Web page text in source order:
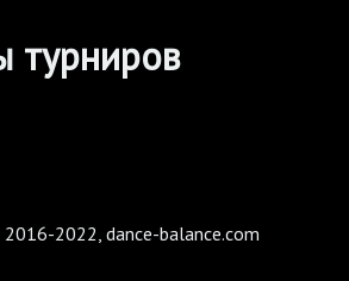
турниров
2022, dance-balance.com